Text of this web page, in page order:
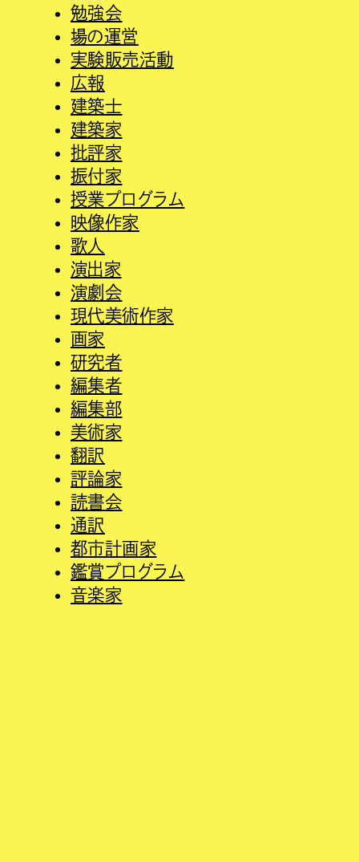
勉強会
場の運営
実験販売活動
広報
建築士
建築家
批評家
振付家
授業プログラム
映像作家
歌人
演出家
演劇会
現代美術作家
画家
研究者
編集者
編集部
美術家
翻訳
評論家
読書会
通訳
都市計画家
鑑賞プログラム
音楽家